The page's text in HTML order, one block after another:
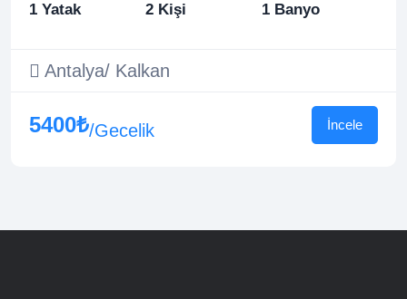
1 Yatak
2 Kişi
1 Banyo
Antalya/ Kalkan
5400₺/Gecelik İncele